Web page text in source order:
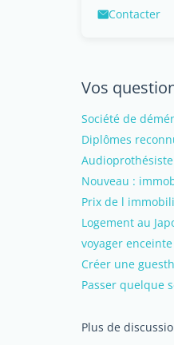
Contacter
Vos
Société de
Diplômes
Audioprothésiste
Nouveau :
Prix de l
Logement au
voyager
Créer une
Passer quelque
Plus de